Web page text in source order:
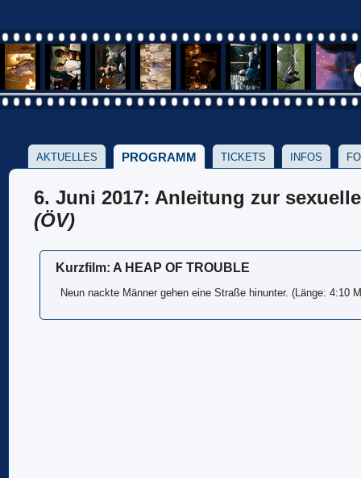
AKTUELLES PROGRAMM TICKETS INFOS
6. Juni 2017: Anleitung zur
(ÖV)
Kurzfilm: A HEAP OF TROUBLE
Neun nackte Männer gehen eine Straße hinunter. (Länge: 4:10